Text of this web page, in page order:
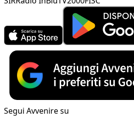
Segui Avvenire su